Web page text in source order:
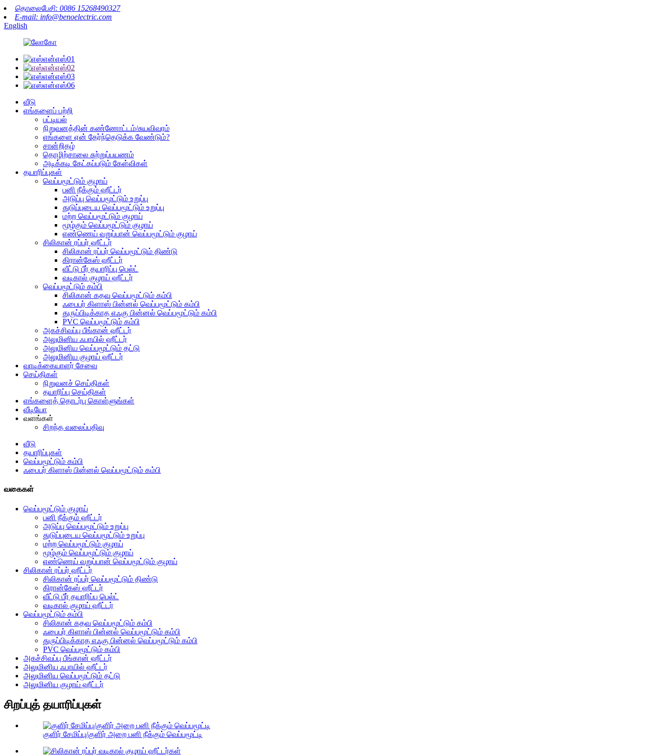
தொலைபேசி: 0086 15268490327
E-mail: info@benoelectric.com
English
வீடு
எங்களைப் பற்றி
பட்டியல்
நிறுவனத்தின் கண்ணோட்டம்/சுயவிவரம்
எங்களை ஏன் தேர்ந்தெடுக்க வேண்டும்?
சான்றிதழ்
தொழிற்சாலை சுற்றுப்பயணம்
அடிக்கடி கேட்கப்படும் கேள்விகள்
தயாரிப்புகள்
வெப்பமூட்டும் குழாய்
பனி நீக்கும் ஹீட்டர்
அடுப்பு வெப்பமூட்டும் உறுப்பு
துடுப்புடைய வெப்பமூட்டும் உறுப்பு
மற்ற வெப்பமூட்டும் குழாய்
மூழ்கும் வெப்பமூட்டும் குழாய்
எண்ணெய் வறுப்பான் வெப்பமூட்டும் குழாய்
சிலிகான் ரப்பர் ஹீட்டர்
சிலிகான் ரப்பர் வெப்பமூட்டும் திண்டு
கிரான்கேஸ் ஹீட்டர்
வீட்டு பீர் தயாரிப்பு பெல்ட்
வடிகால் குழாய் ஹீட்டர்
வெப்பமூட்டும் கம்பி
சிலிகான் கதவு வெப்பமூட்டும் கம்பி
ஃபைபர் கிளாஸ் பின்னல் வெப்பமூட்டும் கம்பி
துருப்பிடிக்காத எஃகு பின்னல் வெப்பமூட்டும் கம்பி
PVC வெப்பமூட்டும் கம்பி
அகச்சிவப்பு பீங்கான் ஹீட்டர்
அலுமினிய ஃபாயில் ஹீட்டர்
அலுமினிய வெப்பமூட்டும் தட்டு
அலுமினிய குழாய் ஹீட்டர்
வாடிக்கையாளர் சேவை
செய்திகள்
நிறுவனச் செய்திகள்
தயாரிப்பு செய்திகள்
எங்களைத் தொடர்பு கொள்ளுங்கள்
வீடியோ
வளங்கள்
சிறந்த வலைப்பதிவு
வீடு
தயாரிப்புகள்
வெப்பமூட்டும் கம்பி
ஃபைபர் கிளாஸ் பின்னல் வெப்பமூட்டும் கம்பி
வகைகள்
வெப்பமூட்டும் குழாய்
பனி நீக்கும் ஹீட்டர்
அடுப்பு வெப்பமூட்டும் உறுப்பு
துடுப்புடைய வெப்பமூட்டும் உறுப்பு
மற்ற வெப்பமூட்டும் குழாய்
மூழ்கும் வெப்பமூட்டும் குழாய்
எண்ணெய் வறுப்பான் வெப்பமூட்டும் குழாய்
சிலிகான் ரப்பர் ஹீட்டர்
சிலிகான் ரப்பர் வெப்பமூட்டும் திண்டு
கிரான்கேஸ் ஹீட்டர்
வீட்டு பீர் தயாரிப்பு பெல்ட்
வடிகால் குழாய் ஹீட்டர்
வெப்பமூட்டும் கம்பி
சிலிகான் கதவு வெப்பமூட்டும் கம்பி
ஃபைபர் கிளாஸ் பின்னல் வெப்பமூட்டும் கம்பி
துருப்பிடிக்காத எஃகு பின்னல் வெப்பமூட்டும் கம்பி
PVC வெப்பமூட்டும் கம்பி
அகச்சிவப்பு பீங்கான் ஹீட்டர்
அலுமினிய ஃபாயில் ஹீட்டர்
அலுமினிய வெப்பமூட்டும் தட்டு
அலுமினிய குழாய் ஹீட்டர்
சிறப்புத் தயாரிப்புகள்
குளிர் சேமிப்பு/குளிர் அறை பனி நீக்கும் வெப்பமூட்டி